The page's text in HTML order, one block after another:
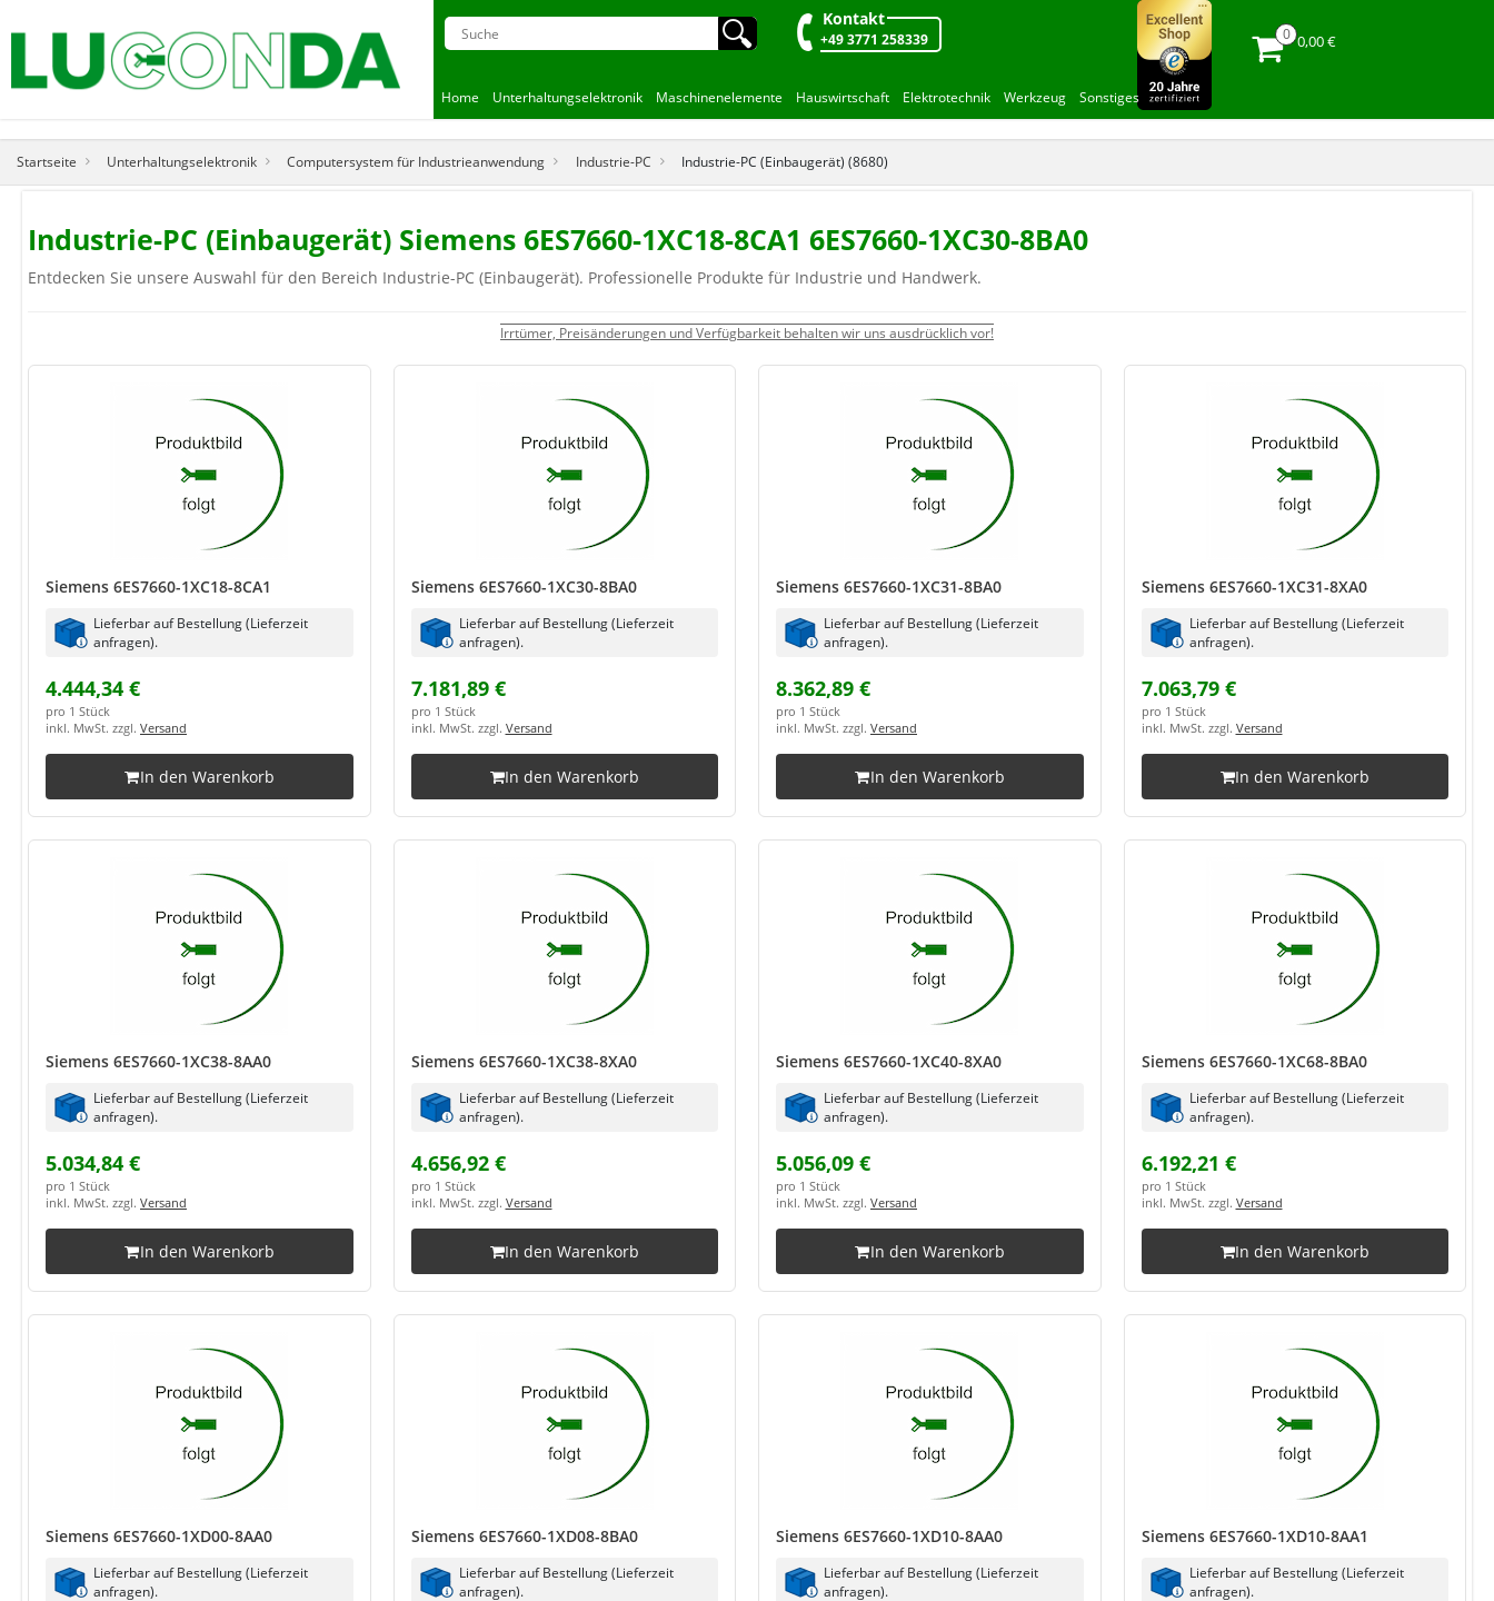
🔍︎ Kontakt
+49 3771 258339 0,00 €
Home Unterhaltungselektronik Maschinenelemente Hauswirtschaft Elektrotechnik Werkzeug Sonstiges
Startseite Unterhaltungselektronik Computersystem für Industrieanwendung Industrie-PC Industrie-PC (Einbaugerät) (8680)
Industrie-PC (Einbaugerät) Siemens 6ES7660-1XC18-8CA1 6ES7660-1XC30-8BA0
Entdecken Sie unsere Auswahl für den Bereich Industrie-PC (Einbaugerät). Professionelle Produkte für Industrie und Handwerk.
Irrtümer, Preisänderungen und Verfügbarkeit behalten wir uns ausdrücklich vor!
Siemens 6ES7660-1XC18-8CA1
Lieferbar auf Bestellung (Lieferzeit
anfragen).
4.444,34 €
pro 1 Stück
inkl. MwSt. zzgl. Versand
In den Warenkorb
Siemens 6ES7660-1XC30-8BA0
Lieferbar auf Bestellung (Lieferzeit
anfragen).
7.181,89 €
pro 1 Stück
inkl. MwSt. zzgl. Versand
In den Warenkorb
Siemens 6ES7660-1XC31-8BA0
Lieferbar auf Bestellung (Lieferzeit
anfragen).
8.362,89 €
pro 1 Stück
inkl. MwSt. zzgl. Versand
In den Warenkorb
Siemens 6ES7660-1XC31-8XA0
Lieferbar auf Bestellung (Lieferzeit
anfragen).
7.063,79 €
pro 1 Stück
inkl. MwSt. zzgl. Versand
In den Warenkorb
Siemens 6ES7660-1XC38-8AA0
Lieferbar auf Bestellung (Lieferzeit
anfragen).
5.034,84 €
pro 1 Stück
inkl. MwSt. zzgl. Versand
In den Warenkorb
Siemens 6ES7660-1XC38-8XA0
Lieferbar auf Bestellung (Lieferzeit
anfragen).
4.656,92 €
pro 1 Stück
inkl. MwSt. zzgl. Versand
In den Warenkorb
Siemens 6ES7660-1XC40-8XA0
Lieferbar auf Bestellung (Lieferzeit
anfragen).
5.056,09 €
pro 1 Stück
inkl. MwSt. zzgl. Versand
In den Warenkorb
Siemens 6ES7660-1XC68-8BA0
Lieferbar auf Bestellung (Lieferzeit
anfragen).
6.192,21 €
pro 1 Stück
inkl. MwSt. zzgl. Versand
In den Warenkorb
Siemens 6ES7660-1XD00-8AA0
Lieferbar auf Bestellung (Lieferzeit
anfragen).
Siemens 6ES7660-1XD08-8BA0
Lieferbar auf Bestellung (Lieferzeit
anfragen).
Siemens 6ES7660-1XD10-8AA0
Lieferbar auf Bestellung (Lieferzeit
anfragen).
Siemens 6ES7660-1XD10-8AA1
Lieferbar auf Bestellung (Lieferzeit
anfragen).